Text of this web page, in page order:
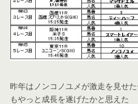
昨年はノンコノユメが激走を見せ
もやっと成長を遂げたかと思えた